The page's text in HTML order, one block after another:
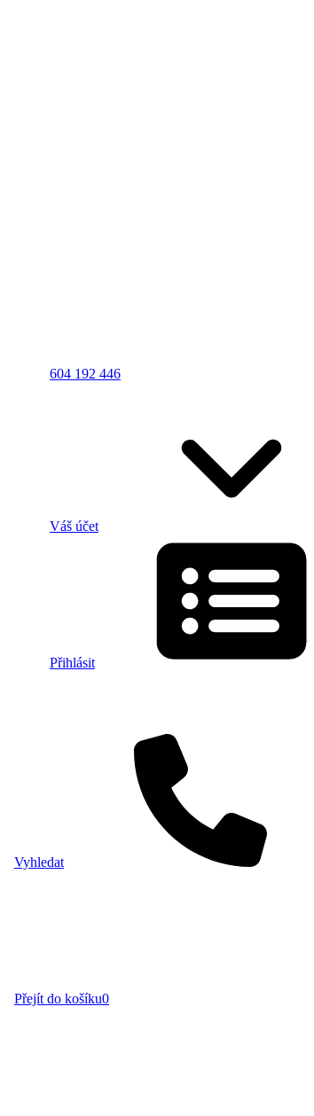
604 192 446
Váš účet
Přihlásit
Vyhledat
Přejít do košíku0